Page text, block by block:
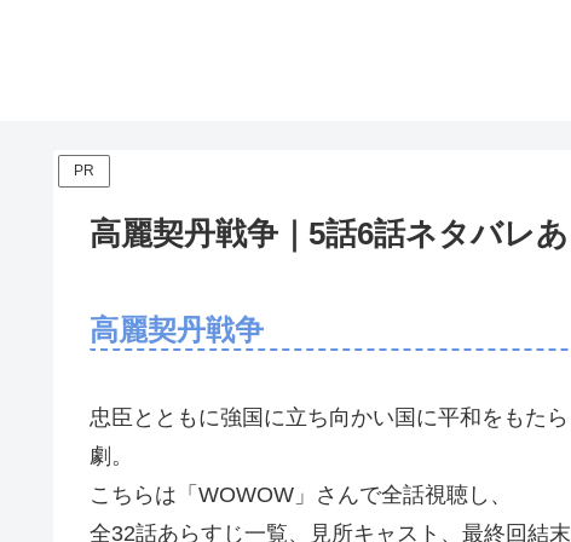
PR
高麗契丹戦争｜5話6話ネタバレ
高麗契丹戦争
忠臣とともに強国に立ち向かい国に平和をもた
劇。
こちらは「WOWOW」さんで全話視聴し、
全32話あらすじ一覧、見所キャスト、最終回結